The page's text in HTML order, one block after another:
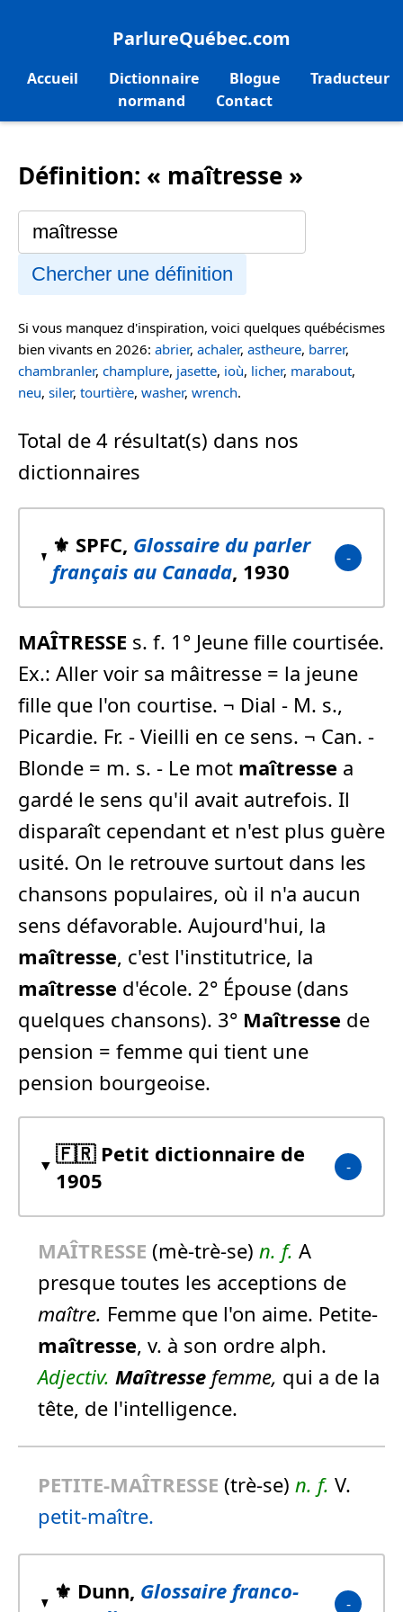
ParlureQuébec.com
Accueil Dictionnaire Blogue
Traducteur
normand
Contact
Définition: « maîtresse »
Chercher une définition
Si vous manquez d'inspiration, voici quelques québécismes
bien vivants en 2026: abrier, achaler, astheure, barrer,
chambranler, champlure, jasette, ioù, licher, marabout,
neu, siler, tourtière, washer, wrench.
Total de 4 résultat(s) dans nos
dictionnaires
⚜️ SPFC, Glossaire du parler
français au Canada, 1930
MAÎTRESSE s. f. 1° Jeune fille courtisée.
Ex.: Aller voir sa mâitresse = la jeune
fille que l'on courtise. ¬ Dial - M. s.,
Picardie. Fr. - Vieilli en ce sens. ¬ Can. -
Blonde = m. s. - Le mot maîtresse a
gardé le sens qu'il avait autrefois. Il
disparaît cependant et n'est plus guère
usité. On le retrouve surtout dans les
chansons populaires, où il n'a aucun
sens défavorable. Aujourd'hui, la
maîtresse, c'est l'institutrice, la
maîtresse d'école. 2° Épouse (dans
quelques chansons). 3° Maîtresse de
pension = femme qui tient une
pension bourgeoise.
🇫🇷 Petit dictionnaire de
1905
MAÎTRESSE (mè-trè-se) n. f. A
presque toutes les acceptions de
maître. Femme que l'on aime. Petite-
maîtresse, v. à son ordre alph.
Adjectiv. Maîtresse femme, qui a de la
tête, de l'intelligence.
PETITE-MAÎTRESSE (trè-se) n. f. V.
petit-maître.
⚜️ Dunn, Glossaire franco-